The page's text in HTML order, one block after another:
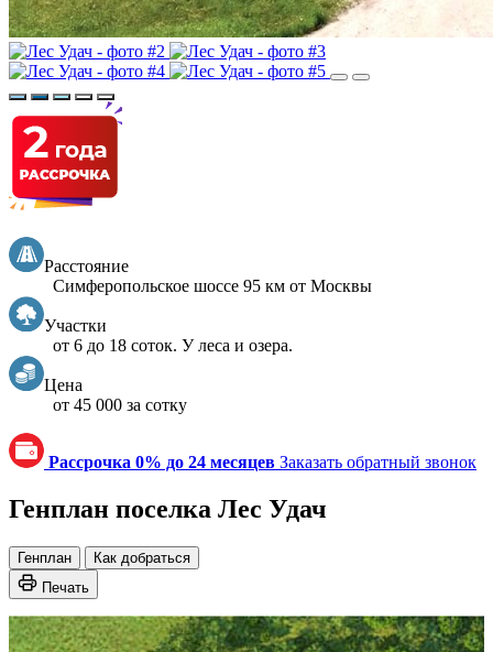
Расстояние
Симферопольское шоссе 95 км от Москвы
Участки
от 6 до 18 соток. У леса и озера.
Цена
от 45 000 за сотку
Рассрочка 0% до 24 месяцев Заказать обратный звонок
Генплан поселка Лес Удач
Генплан
Как добраться
Печать